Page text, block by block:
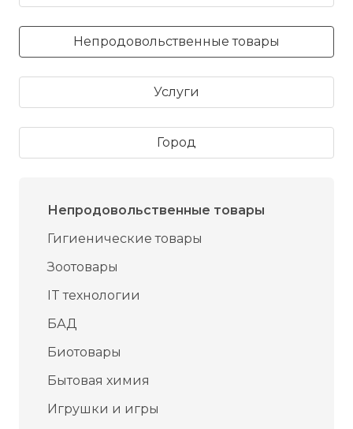
Непродовольственные товары
Услуги
Город
Непродовольственные товары
Гигиенические товары
Зоотовары
IT технологии
БАД
Биотовары
Бытовая химия
Игрушки и игры